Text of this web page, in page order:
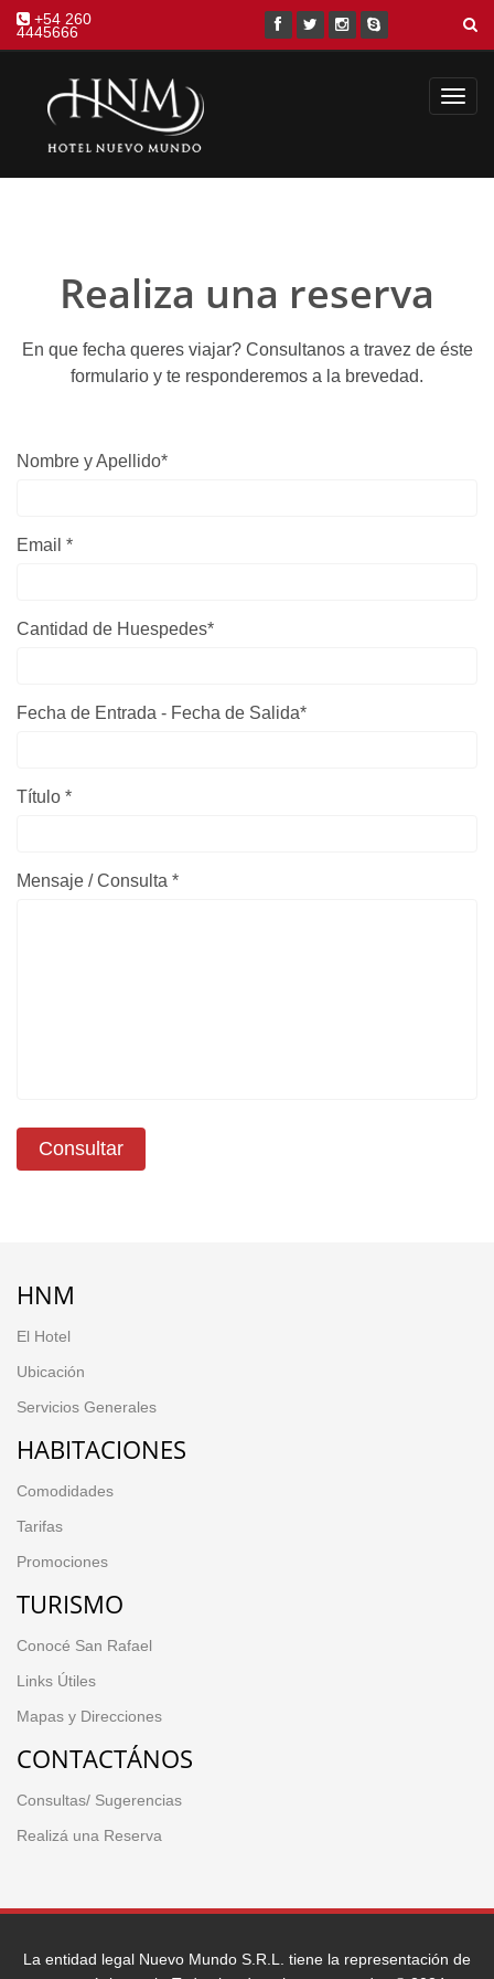
+54 260
4445666
Realiza una reserva
En que fecha queres viajar? Consultanos a travez de éste
formulario y te responderemos a la brevedad.
Nombre y Apellido*
Email *
Cantidad de Huespedes*
Fecha de Entrada - Fecha de Salida*
Título *
Mensaje / Consulta *
Consultar
HNM
El Hotel
Ubicación
Servicios Generales
HABITACIONES
Comodidades
Tarifas
Promociones
TURISMO
Conocé San Rafael
Links Útiles
Mapas y Direcciones
CONTACTÁNOS
Consultas/ Sugerencias
Realizá una Reserva
La entidad legal Nuevo Mundo S.R.L. tiene la representación de